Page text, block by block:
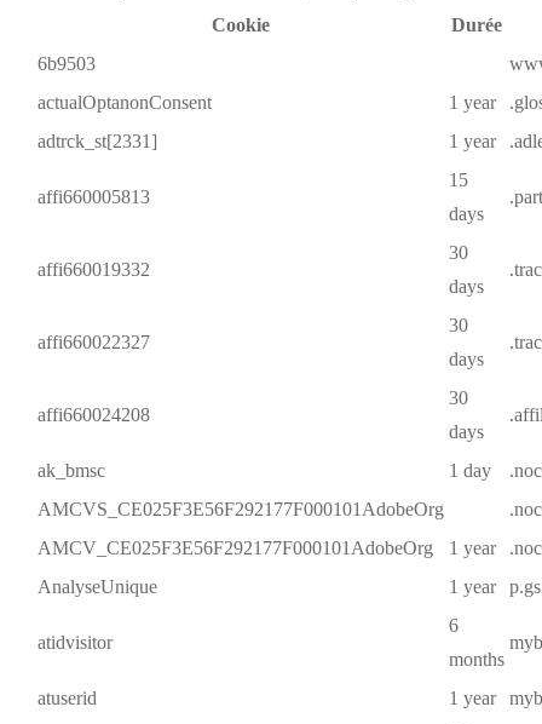
Cookie
Durée
6b9503
actualOptanonConsent
1 year
adtrck_st[2331]
1 year
affi660005813
15
days
affi660019332
30
days
affi660022327
30
days
affi660024208
30
days
ak_bmsc 1 day
AMCVS_CE025F3E56F292177F000101AdobeOrg
AMCV_CE025F3E56F292177F000101AdobeOrg
1 year
AnalyseUnique
1 year
atidvisitor
6
months
atuserid 1 year